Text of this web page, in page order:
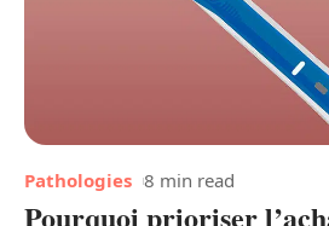
Pathologies 8 min read
Pourquoi prioriser